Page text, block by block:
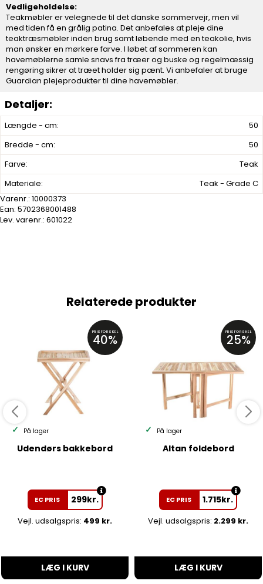
Længde - cm:
50
Bredde - cm:
50
Farve:
Teak
Materiale:
Teak - Grade C
Varenr.: 10000373
Ean: 5702368001488
Lev. varenr.: 601022
Vedligeholdelse:
Teakmøbler er velegnede til det danske sommervejr, men vil
med tiden få en grålig patina. Det anbefales at pleje dine
teaktræsmøbler inden brug samt løbende med en teakolie, hvis
man ønsker en mørkere farve. I løbet af sommeren kan
havemøblerne samle snavs fra træer og buske og regelmæssig
rengøring sikrer at træet holder sig pænt. Vi anbefaler at bruge
Guardian plejeprodukter til dine havemøbler.
Relaterede produkter
PRISFORSKEL
40%
På lager
Udendørs bakkebord
EC PRIS 299kr.
Vejl. udsalgspris: 499 kr.
LÆG I KURV
PRISFORSKEL
25%
På lager
Altan foldebord
EC PRIS 1.715kr.
Vejl. udsalgspris: 2.299 kr.
LÆG I KURV